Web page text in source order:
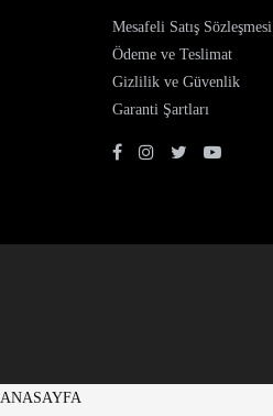
Mesafeli Satış Sözleşmesi
Ödeme ve Teslimat
Gizlilik ve Güvenlik
Garanti Şartları
ANASAYFA